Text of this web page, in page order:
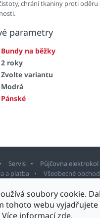
soubory cookie.
tohoto webu vyjadřujete
informací zde.
chrání tkaniny proti oděru
parametry
Bundy na běžky
2 roky
Zvolte variantu
Modrá
Pánské
Servis Půjčovna elektrokol
a platba
Všeobecné